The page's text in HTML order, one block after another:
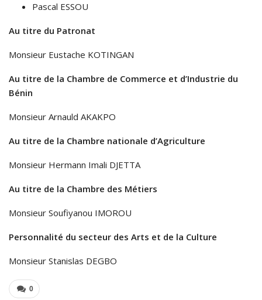
Pascal ESSOU
Au titre du Patronat
Monsieur Eustache KOTINGAN
Au titre de la Chambre de Commerce et d’Industrie du
Bénin
Monsieur Arnauld AKAKPO
Au titre de la Chambre nationale d’Agriculture
Monsieur Hermann Imali DJETTA
Au titre de la Chambre des Métiers
Monsieur Soufiyanou IMOROU
Personnalité du secteur des Arts et de la Culture
Monsieur Stanislas DEGBO
0